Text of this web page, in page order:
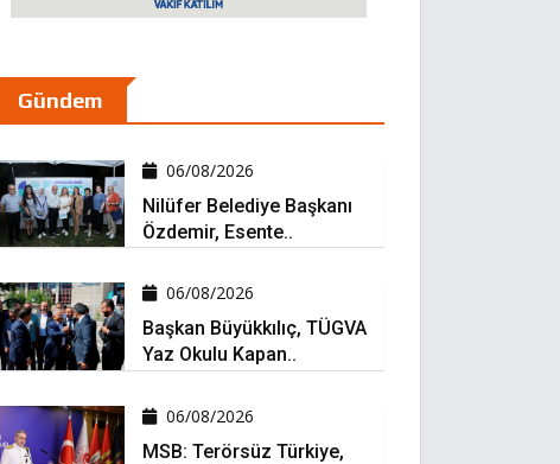
Gündem
06/08/2026
Nilüfer Belediye Başkanı
Özdemir, Esente..
06/08/2026
Başkan Büyükkılıç, TÜGVA
Yaz Okulu Kapan..
06/08/2026
MSB: Terörsüz Türkiye,